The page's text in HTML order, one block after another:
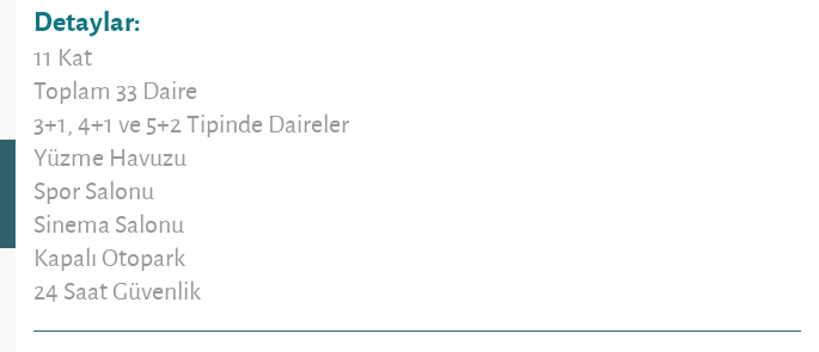
Detaylar:
11 Kat
Toplam 33 Daire
3+1, 4+1 ve 5+2 Tipinde Daireler
Yüzme Havuzu
Spor Salonu
Sinema Salonu
Kapalı Otopark
24 Saat Güvenlik